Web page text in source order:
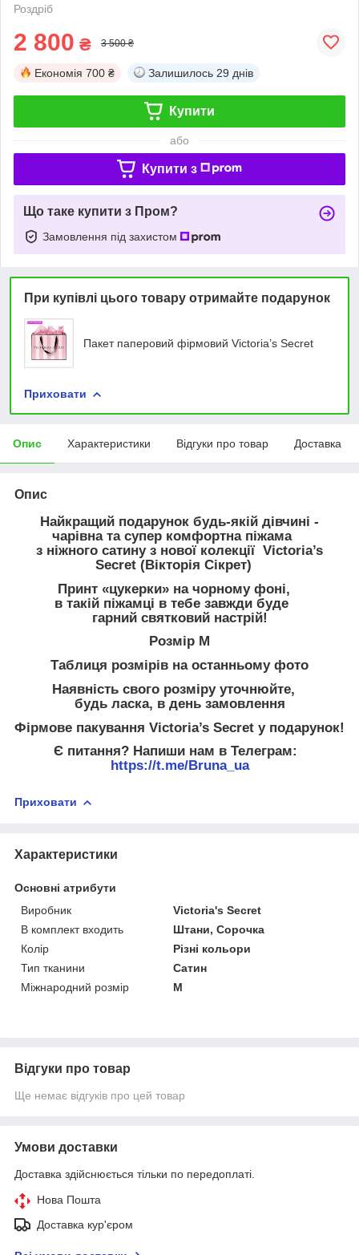
Роздріб
2 800 ₴ 3 500 ₴
Економія 700 ₴ Залишилось 29 днів
Купити
або
Купити з
Що таке купити з Пром?
Замовлення під захистом
При купівлі цього товару отримайте подарунок
Пакет паперовий фірмовий Victoria’s Secret
Приховати
Опис Характеристики Відгуки про товар Доставка
Опис
Найкращий подарунок будь-якій дівчині -
чарівна та супер комфортна піжама
з ніжного сатину з нової колекції Victoria’s
Secret (Вікторія Сікрет)
Принт «цукерки» на чорному фоні,
в такій піжамці в тебе завжди буде
гарний святковий настрій!
Розмір M
Таблиця розмірів на останньому фото
Наявність свого розміру уточнюйте,
будь ласка, в день замовлення
Фірмове пакування Victoria’s Secret у подарунок!
Є питання? Напиши нам в Телеграм:
https://t.me/Bruna_ua
Приховати
Характеристики
Основні атрибути
Виробник
Victoria's Secret
В комплект входить
Штани, Сорочка
Колір
Різні кольори
Тип тканини
Сатин
Міжнародний розмір
M
Відгуки про товар
Ще немає відгуків про цей товар
Умови доставки
Доставка здійснюється тільки по передоплаті.
Нова Пошта
Доставка кур'єром